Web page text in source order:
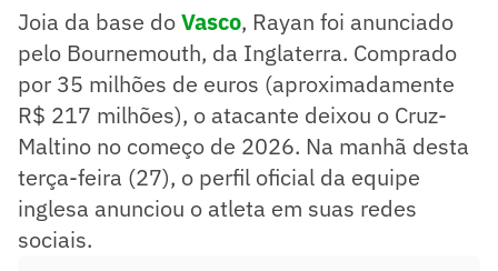
Joia da base doVasco, Rayan foi anunciado
pelo Bournemouth, da Inglaterra. Comprado
por 35 milhões de euros (aproximadamente
R$ 217 milhões), o atacante deixou o Cruz-
Maltino no começo de 2026. Na manhã desta
terça-feira (27), o perfil oficial da equipe
inglesa anunciou o atleta em suas redes
sociais.